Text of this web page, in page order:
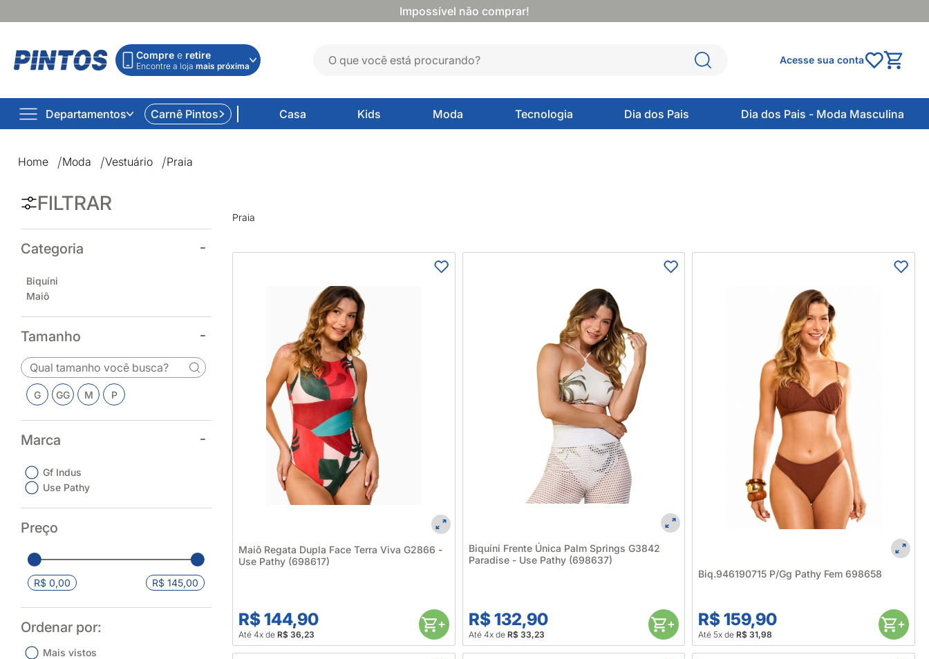
Impossível não comprar!
Compre e retire
Encontre a loja mais próxima
Acesse sua conta
Departamentos Carnê Pintos Casa Kids Moda Tecnologia Dia dos Pais Dia dos Pais - Moda Masculina
Home
Moda Vestuário Praia
FILTRAR
Categoria
Biquíni
Maiô
Tamanho
G GG M P
Marca
Gf Indus
Use Pathy
Preço
R$ 0,00 R$ 145,00
Ordenar por:
Mais vistos
Praia
Maiô Regata Dupla Face Terra Viva G2866 -
Use Pathy (698617)
R$ 144,90
Até 4x deR$ 36,23
Biquíni Frente Única Palm Springs G3842
Paradise - Use Pathy (698637)
R$ 132,90
Até 4x de R$ 33,23
Biq.946190715 P/Gg Pathy Fem 698658
R$ 159,90
Até 5x deR$ 31,98